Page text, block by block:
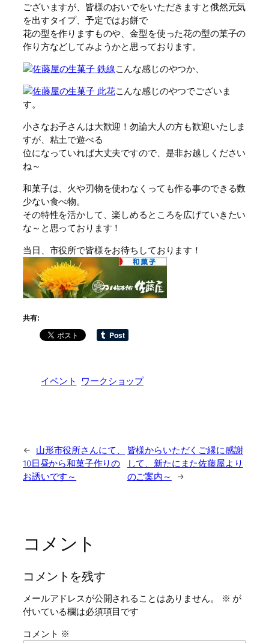
ございますが、皆様のおいでをいただきますと俄然元気
を出すタイプ、予定ではお餅で
花の型を作りますものや、金型を使った花の型の菓子の
作り方などしてみようかと思っております。
こんな感じのやつか、
こんな感じのやつでございま
す。
小さなお子さんは大歓迎！勿論大人の方も歓迎いたしま
すが、粘土で遊べる
位になっていれば大丈夫ですので、是非お越しください
ね～
和菓子は、火や刃物を使わなくっても作る事のできる数
少ない食べ物。
その特性を活かして、楽しめるところを広げていきたい
な～と思っております！
当日、市役所で皆様をお待ちしております！
共有:
イベント ワークショップ
←
山形市役所さんにて、
10日昼から和菓子作りの
お誘いです～
皆様からいただくご縁に感謝
して、新たにまた佐藤屋より
のご案内～
→
コメント
コメントを残す
メールアドレスが公開されることはありません。 ※ が
付いている欄は必須項目です
コメント ※